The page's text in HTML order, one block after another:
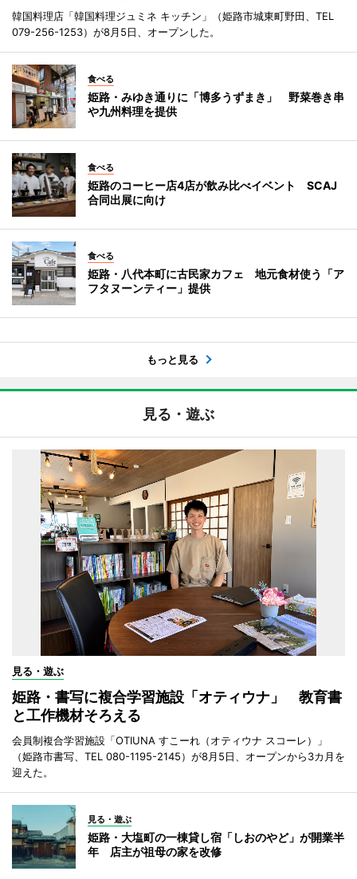
韓国料理店「韓国料理ジュミネ キッチン」（姫路市城東町野田、TEL
079-256-1253）が8月5日、オープンした。
食べる
姫路・みゆき通りに「博多うずまき」 野菜巻き串
や九州料理を提供
食べる
姫路のコーヒー店4店が飲み比べイベント SCAJ
合同出展に向け
食べる
姫路・八代本町に古民家カフェ 地元食材使う「ア
フタヌーンティー」提供
もっと見る
見る・遊ぶ
見る・遊ぶ
姫路・書写に複合学習施設「オティウナ」 教育書
と工作機材そろえる
会員制複合学習施設「OTIUNA すこーれ（オティウナ スコーレ）」
（姫路市書写、TEL 080-1195-2145）が8月5日、オープンから3カ月を
迎えた。
見る・遊ぶ
姫路・大塩町の一棟貸し宿「しおのやど」が開業半
年 店主が祖母の家を改修